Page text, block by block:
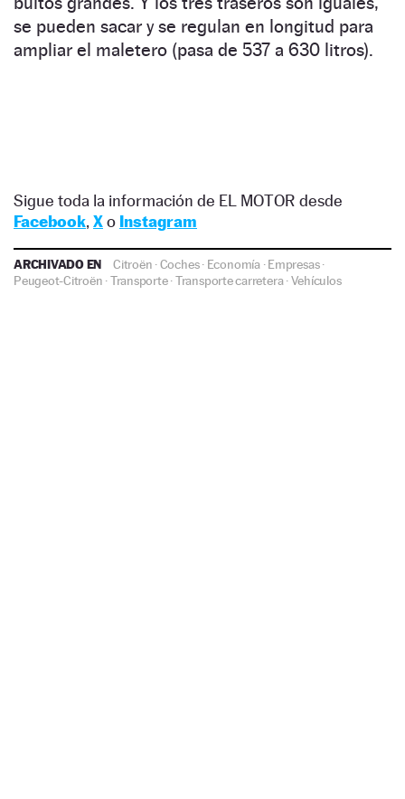
se pueden sacar y se regulan en longitud para
ampliar el maletero (pasa de 537 a 630 litros).
Sigue toda la información de EL MOTOR desde
Facebook, Xo Instagram
ARCHIVADO EN Citroën ·Coches· Economía·Empresas·
Peugeot-Citroën ·Transporte·Transporte carretera·Vehículos